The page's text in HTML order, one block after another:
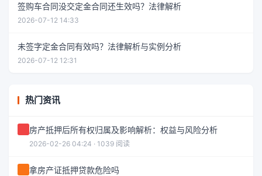
签购车合同没交定金合同还生效吗？法律解析
2026-07-12 14:33
未签字定金合同有效吗？法律解析与实例分析
2026-07-12 12:31
热门资讯
房产抵押后所有权归属及影响解析：权益与风险分析
2026-02-26 04:24 · 1039 阅读
拿房产证抵押贷款危险吗